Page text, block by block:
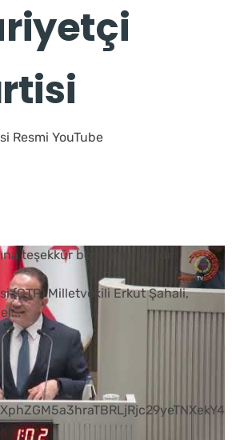
Resmi YouTube
teşekkür borcumuz vardır
(CTP) Milletvekili Erkut Şahali,
...